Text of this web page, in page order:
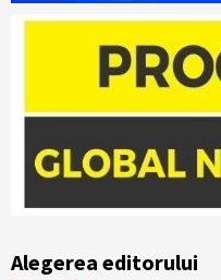
Alegerea editorului